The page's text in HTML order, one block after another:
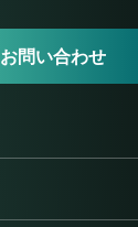
お問い合わせ